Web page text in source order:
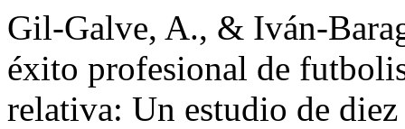
Gil-Galve, A., & Iván-
éxito profesional de
relativa: Un estudio de